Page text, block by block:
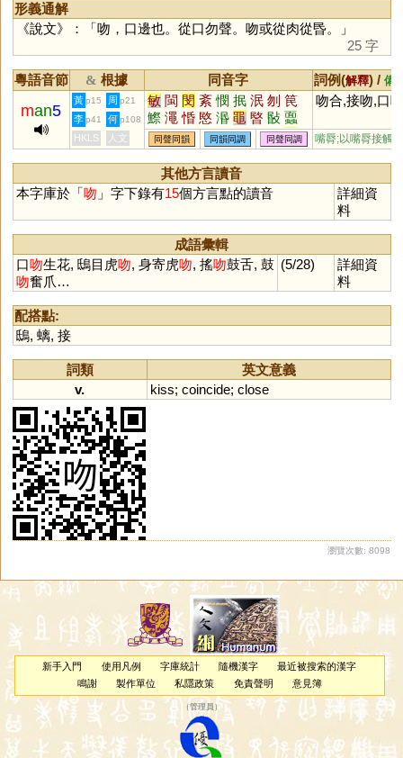
形義通解
《說文》：「吻，口邊也。從口勿聲。吻或從肉從昬。」
25 字
粵語音節 & 根據 同音字 詞例(解釋) / 備
man5
黃 p15 周 p21 敏 閩 閔 紊 憫 抿 泯 刎 笢
鰶 澠 惛 愍 湣 黽 暋 敯 蠠
簢 呡 呅 刡 潣 搵 歾 僶 敃
怋 抆
吻合,接吻,口吻
李 p41 何 p108
HKLS 人文 同聲同韻 同韻同調 同聲同調 嘴脣;以嘴脣接觸
其他方言讀音
本字庫於「吻 」字下錄有15個方言點的讀音
詳細資
料
成語彙輯
口吻生花, 鴟目虎吻, 身寄虎吻, 搖吻鼓舌, 鼓
吻奮爪…
(5/28)
詳細資
料
配搭點:
鴟, 螭, 接
詞類
英文意義
v.
kiss; coincide; close
瀏覽次數: 8098
新手入門 使用凡例 字庫統計 隨機漢字
最近被搜索的漢字
鳴謝
製作單位 私隱政策 免責聲明 意見簿
（管理員 ）